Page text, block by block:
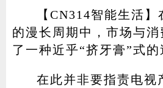
【CN314智能生活
的漫长周期中，市场与
了一种近乎“挤牙膏”式的
在此并非要指责电视